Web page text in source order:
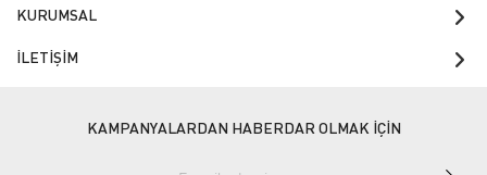
KURUMSAL
İLETİŞİM
KAMPANYALARDAN HABERDAR OLMAK İÇİN